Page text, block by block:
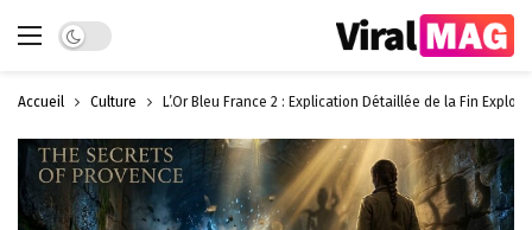
Dark mode
Accueil Culture L’Or Bleu France 2 : Explication Détaillée de la Fin